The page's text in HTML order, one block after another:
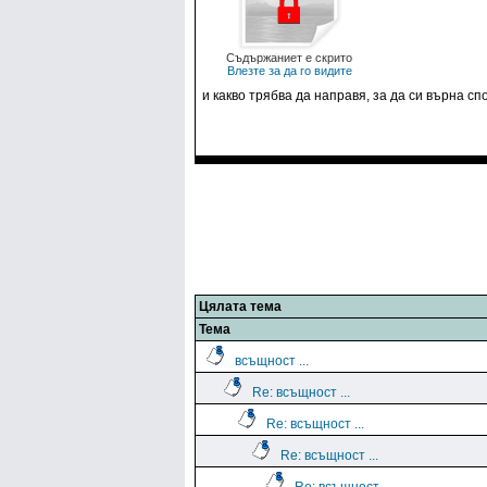
Съдържаниет е скрито
Влезте за да го видите
и какво трябва да направя, за да си върна
Цялата тема
Тема
всъщност ...
Re: всъщност ...
Re: всъщност ...
Re: всъщност ...